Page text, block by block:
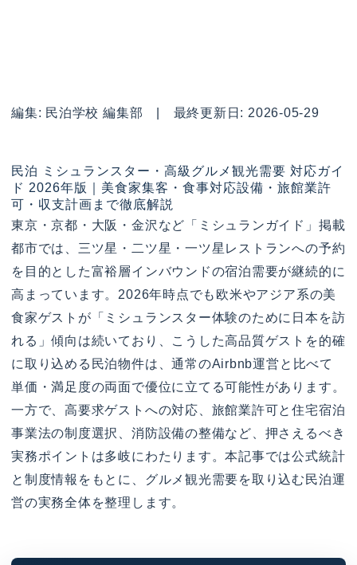
編集: 民泊学校 編集部 | 最終更新日: 2026-05-29
民泊 ミシュランスター・高級グルメ観光需要 対応ガイ
ド 2026年版｜美食家集客・食事対応設備・旅館業許
可・収支計画まで徹底解説
東京・京都・大阪・金沢など「ミシュランガイド」掲載
都市では、三ツ星・二ツ星・一ツ星レストランへの予約
を目的とした富裕層インバウンドの宿泊需要が継続的に
高まっています。2026年時点でも欧米やアジア系の美
食家ゲストが「ミシュランスター体験のために日本を訪
れる」傾向は続いており、こうした高品質ゲストを的確
に取り込める民泊物件は、通常のAirbnb運営と比べて
単価・満足度の両面で優位に立てる可能性があります。
一方で、高要求ゲストへの対応、旅館業許可と住宅宿泊
事業法の制度選択、消防設備の整備など、押さえるべき
実務ポイントは多岐にわたります。本記事では公式統計
と制度情報をもとに、グルメ観光需要を取り込む民泊運
営の実務全体を整理します。